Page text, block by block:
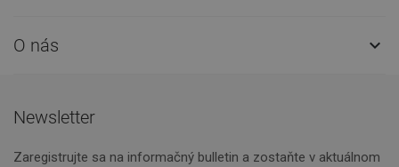
O nás 
Newsletter
Zaregistrujte sa na informačný bulletin a zostaňte v aktuálnom